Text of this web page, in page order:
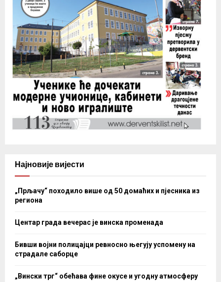
Најновије вијести
„Прљачу“ походило више од 50 домаћих и пјесника из
региона
Центар града вечерас је винска променада
Бивши војни полицајци ревносно његују успомену на
страдале саборце
„Вински трг“ обећава фине окусе и угодну атмосферу